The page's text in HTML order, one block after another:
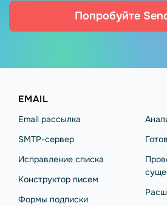
Попробуйте
EMAIL
Email рассылка
SMTP-сервер
Исправление списка
Конструктор писем
Формы подписки